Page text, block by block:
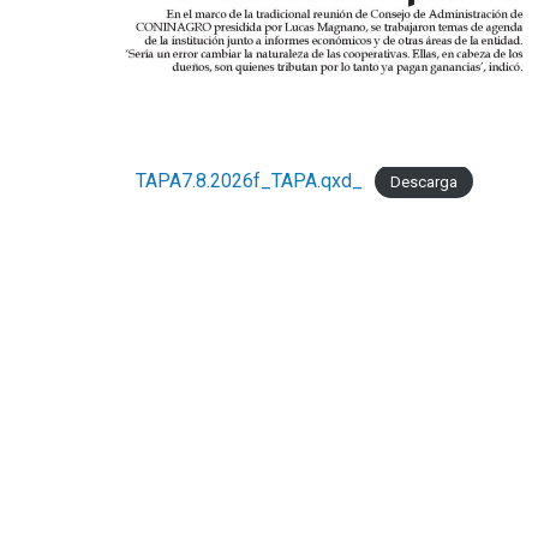
TAPA7.8.2026f_TAPA.qxd_ Descarga